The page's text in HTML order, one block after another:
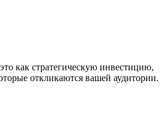
как стратегическую инвестицию,
откликаются вашей аудитории.